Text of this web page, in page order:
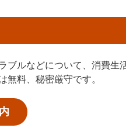
ブルなどについて、消費生
無料、秘密厳守です。